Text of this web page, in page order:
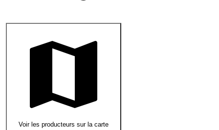
Voir les producteurs sur la carte